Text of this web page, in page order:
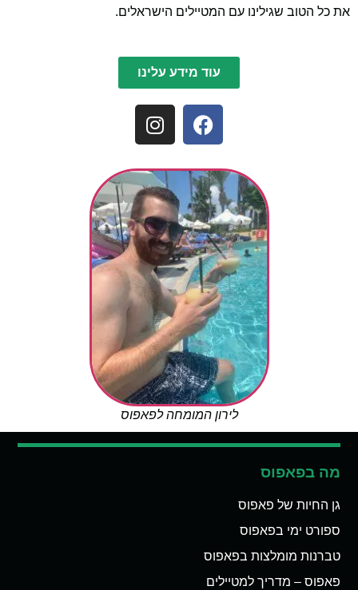
את כל הטוב שגילינו עם המטיילים הישראלים.
עוד מידע עלינו
לירון המומחה לפאפוס
מה בפאפוס
גן החיות של פאפוס
ספורט ימי בפאפוס
טברנות מומלצות בפאפוס
פאפוס – מדריך למטיילים